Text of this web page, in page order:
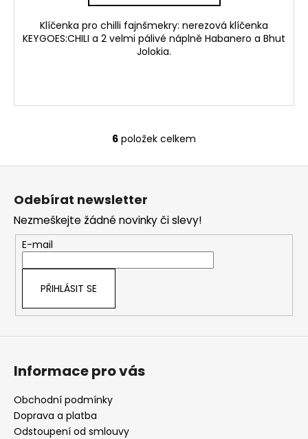
Klíčenka pro chilli fajnšmekry: nerezová klíčenka
KEYGOES:CHILI a 2 velmi pálivé náplně Habanero a Bhut
Jolokia.
O
v
a
c
í
p
k
v
6 položek celkem
Z
Odebírat newsletter
Nezmeškejte žádné novinky či slevy!
E-mail
PŘIHLÁSIT SE
Informace pro vás
Obchodní podmínky
Doprava a platba
Odstoupení od smlouvy